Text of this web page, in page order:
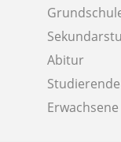
Abitur
Studierende
Erwachsene